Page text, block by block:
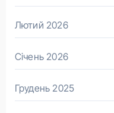
Лютий 2026
Січень 2026
Грудень 2025